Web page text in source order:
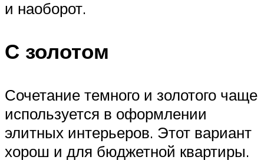
и наоборот.
С золотом
Сочетание темного и золотого чаще
используется в оформлении
элитных интерьеров. Этот вариант
хорош и для бюджетной квартиры.